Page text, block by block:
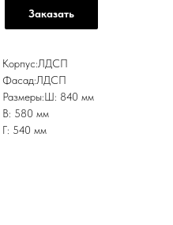
Заказать
Корпус:ЛДСП
Фасад:ЛДСП
Размеры:Ш: 840 мм
В: 580 мм
Г: 540 мм